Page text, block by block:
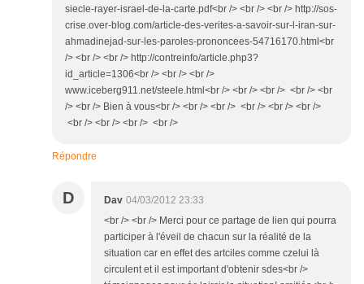
siecle-rayer-israel-de-la-carte.pdf<br /> <br /> <br /> http://sos-
crise.over-blog.com/article-des-verites-a-savoir-sur-l-iran-sur-
ahmadinejad-sur-les-paroles-prononcees-54716170.html<br
/> <br /> <br /> http://contreinfo/article.php3?
id_article=1306<br /> <br /> <br />
www.iceberg911.net/steele.html<br /> <br /> <br /> <br /> <br
/> <br /> Bien à vous<br /> <br /> <br /> <br /> <br /> <br />
<br /> <br /> <br /> <br />
Répondre
D Dav 04/03/2012 23:33
<br /> <br /> Merci pour ce partage de lien qui pourra
participer à l'éveil de chacun sur la réalité de la
situation car en effet des artciles comme czelui là
circulent et il est important d'obtenir sdes<br />